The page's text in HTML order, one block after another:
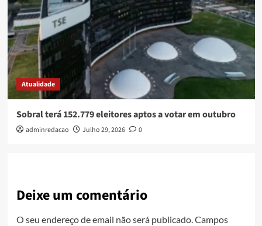
Atualidade
Sobral terá 152.779 eleitores aptos a votar em outubro
adminredacao Julho 29, 2026 0
Deixe um comentário
O seu endereço de email não será publicado.Campos